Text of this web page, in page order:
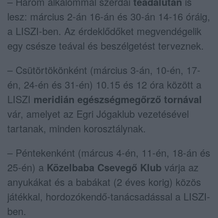
lesz: március 2-án 16-án és 30-án 14-16 óráig,
a LISZI-ben. Az érdeklődőket megvendégelik
egy csésze teával és beszélgetést terveznek.
– Csütörtökönként (március 3-án, 10-én, 17-
én, 24-én és 31-én) 10.15 és 12 óra között a
LISZI meridián egészségmegőrző tornával
vár, amelyet az Egri Jógaklub vezetésével
tartanak, minden korosztálynak.
– Péntekenként (márcus 4-én, 11-én, 18-án és
25-én) a Közelbaba Csevegő Klub várja az
anyukákat és a babákat (2 éves korig) közös
játékkal, hordozókendő-tanácsadással a LISZI-
ben.